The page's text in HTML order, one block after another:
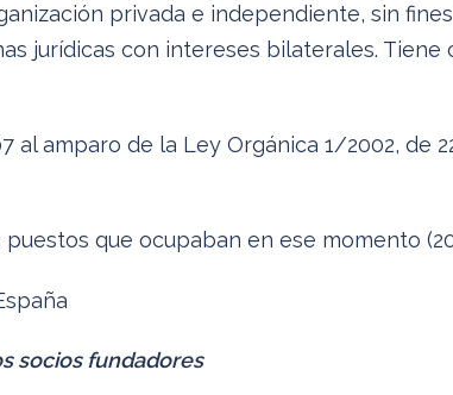
privada e independiente, sin
jurídicas con intereses bilaterales.
al amparo de la Ley Orgánica 1/2002, de
que ocupaban en ese momento
socios fundadores